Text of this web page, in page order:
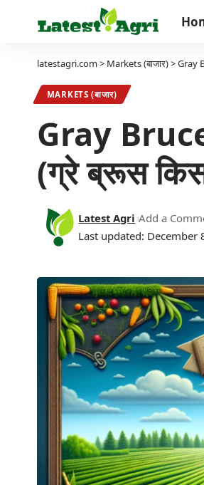
latestagri.com> Markets (बाजार)>Gray
MARKETS (बाजार)
Gray
(ग्रे ब्रूस
Last updated: December
Latest Agri Add a